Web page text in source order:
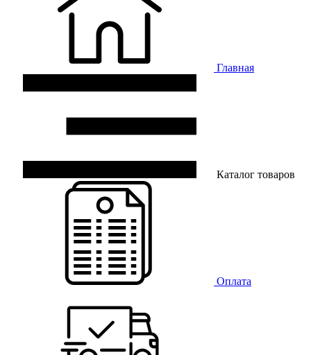
Главная
Каталог товаров
Оплата